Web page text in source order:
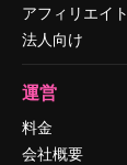
アフィリエイト
法人向け
運営
料金
会社概要